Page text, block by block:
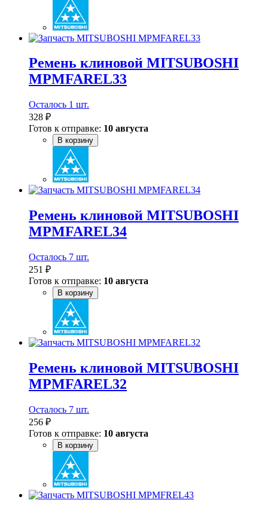
Ремень клиновой MITSUBOSHI
MPMFAREL33
Осталось 1 шт.
328 ₽
Готов к отправке: 10 августа
В корзину
Ремень клиновой MITSUBOSHI
MPMFAREL34
Осталось 7 шт.
251 ₽
Готов к отправке: 10 августа
В корзину
Ремень клиновой MITSUBOSHI
MPMFAREL32
Осталось 7 шт.
256 ₽
Готов к отправке: 10 августа
В корзину